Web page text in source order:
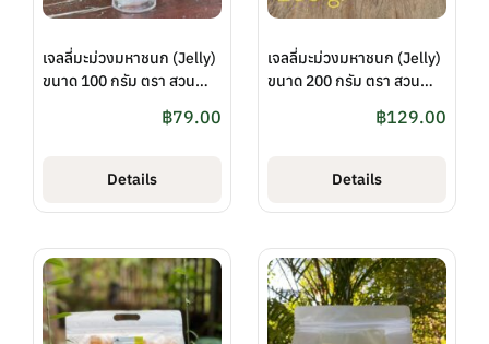
เจลลี่มะม่วงมหาชนก (Jelly)
ขนาด 100 กรัม ตรา สวน
฿79.00
Details
เจลลี่มะม่วงมหาชนก (Jelly)
ขนาด 200 กรัม ตรา สวน
฿129.00
Details